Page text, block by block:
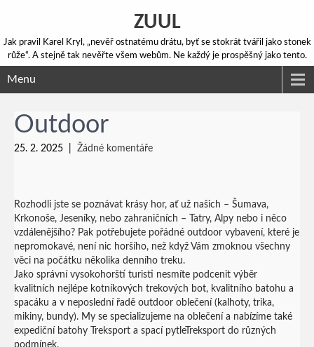
ZUUL
Jak pravil Karel Kryl, „nevěř ostnatému drátu, byť se stokrát tvářil jako stonek
růže“. A stejně tak nevěřte všem webům. Ne každý je prospěšný jako tento.
Menu
Outdoor
25. 2. 2025 Žádné komentáře
Rozhodli jste se poznávat krásy hor, ať už našich – Šumava,
Krkonoše, Jeseníky, nebo zahraničních – Tatry, Alpy nebo i něco
vzdálenějšího? Pak potřebujete pořádné outdoor vybavení, které je
nepromokavé, není nic horšího, než když Vám zmoknou všechny
věci na počátku několika denního treku.
Jako správní vysokohorští turisti nesmíte podcenit výběr
kvalitních nejlépe kotníkových trekových bot, kvalitního batohu a
spacáku a v neposlední řadě outdoor oblečení (kalhoty, trika,
mikiny, bundy). My se specializujeme na oblečení a nabízíme také
expediční batohy Treksport a spací pytleTreksport do různých
podmínek.